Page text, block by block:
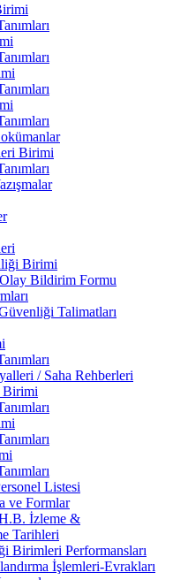
Birimi
Birimi
Bildirim Formu
Talimatları
/ Saha Rehberleri
Birimi
Listesi
ve Formlar
İzleme &
Tarihleri
Birimleri Performansları
İşlemleri-Evrakları